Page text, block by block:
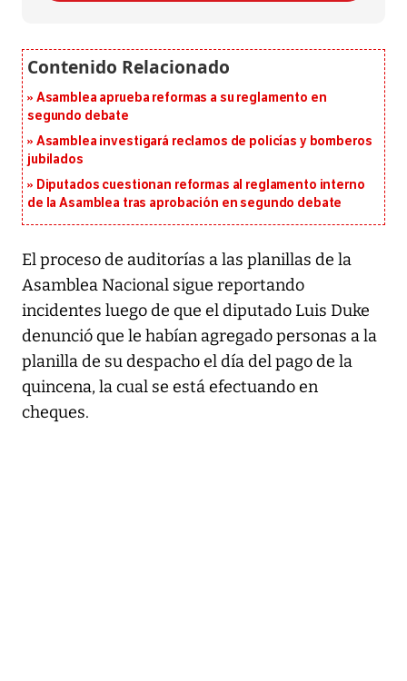
Asamblea aprueba reformas a su reglamento en
segundo debate
Asamblea investigará reclamos de policías y bomberos
jubilados
Diputados cuestionan reformas al reglamento interno
de la Asamblea tras aprobación en segundo debate
El proceso de auditorías a las planillas de la
Asamblea Nacional sigue reportando
incidentes luego de que el diputado Luis Duke
denunció que le habían agregado personas a la
planilla de su despacho el día del pago de la
quincena, la cual se está efectuando en
cheques.